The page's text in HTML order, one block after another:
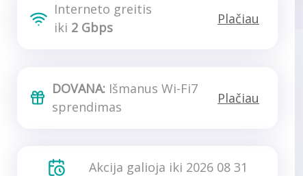
Interneto greitis
iki 2 Gbps
Plačiau
DOVANA: Išmanus Wi-Fi7
sprendimas
Plačiau
Akcija galioja iki 2026 08 31